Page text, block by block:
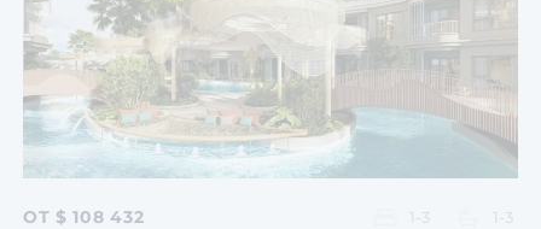
Перейти
Перейти
Перейти
Перейти
Перейти
ОТ $ 108 432 1-3 1-3